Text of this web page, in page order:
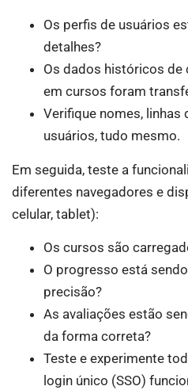
Os perfis de usuários
detalhes?
Os dados históricos de
em cursos foram
Verifique nomes,
usuários, tudo mesmo.
Em seguida, teste a
diferentes navegadores e
celular, tablet):
Os cursos são
O progresso está
precisão?
As avaliações estão
da forma correta?
Teste e experimente
login único (SSO)